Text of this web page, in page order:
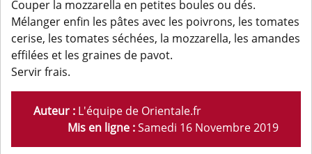
Couper la mozzarella en petites boules ou dés.
Mélanger enfin les pâtes avec les poivrons, les tomates
cerise, les tomates séchées, la mozzarella, les amandes
effilées et les graines de pavot.
Servir frais.
Auteur : L'équipe de Orientale.fr
Mis en ligne :Samedi 16 Novembre 2019